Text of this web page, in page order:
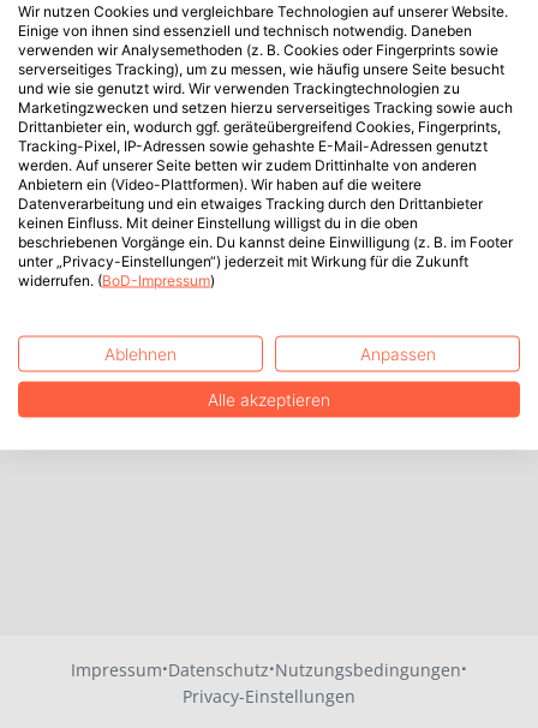
Impressum·Datenschutz·Nutzungsbedingungen·
Privacy-Einstellungen
Wir nutzen Cookies und vergleichbare Technologien auf unserer Website.
Einige von ihnen sind essenziell und technisch notwendig. Daneben
verwenden wir Analysemethoden (z. B. Cookies oder Fingerprints sowie
serverseitiges Tracking), um zu messen, wie häufig unsere Seite besucht
und wie sie genutzt wird. Wir verwenden Trackingtechnologien zu
Marketingzwecken und setzen hierzu serverseitiges Tracking sowie auch
Drittanbieter ein, wodurch ggf. geräteübergreifend Cookies, Fingerprints,
Tracking-Pixel, IP-Adressen sowie gehashte E-Mail-Adressen genutzt
werden. Auf unserer Seite betten wir zudem Drittinhalte von anderen
Anbietern ein (Video-Plattformen). Wir haben auf die weitere
Datenverarbeitung und ein etwaiges Tracking durch den Drittanbieter
keinen Einfluss. Mit deiner Einstellung willigst du in die oben
beschriebenen Vorgänge ein. Du kannst deine Einwilligung (z. B. im Footer
unter „Privacy-Einstellungen“) jederzeit mit Wirkung für die Zukunft
widerrufen. (BoD-Impressum)
Ablehnen Anpassen
Alle akzeptieren